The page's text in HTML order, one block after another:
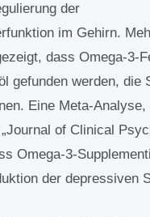
der
im Gehirn.
dass Omega-3-
gefunden werden, die
Eine Meta-Analyse,
of Clinical
Omega-3-
der depressiven